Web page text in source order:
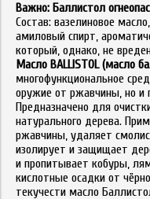
Важно: Баллистол
Состав: вазелиновое
амиловый спирт,
который, однако, не
Масло BALLISTOL (масло
многофункциональное
оружие от ржавчины, но и
Предназначено для
натурального дерева.
ржавчины, удаляет
изолирует и защищает
и пропитывает кобуры,
кислотные осадки от
текучести масло